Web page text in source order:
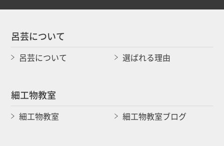
呂芸について
呂芸について 選ばれる理由
細工物教室
細工物教室 細工物教室ブログ